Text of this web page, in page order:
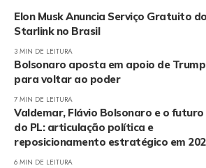
Elon Musk Anuncia Serviço Gratuito do
Starlink no Brasil
3 MIN DE LEITURA
Bolsonaro aposta em apoio de Trump
para voltar ao poder
7 MIN DE LEITURA
Valdemar, Flávio Bolsonaro e o futuro
do PL: articulação política e
reposicionamento estratégico em
6 MIN DE LEITURA